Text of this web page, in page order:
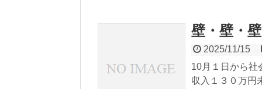
壁・壁・壁
2025/11/15
10月１日から社
収入１３０万円